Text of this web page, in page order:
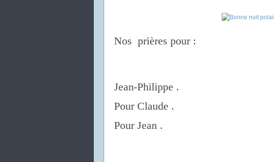
Nos prières pour :
Jean-Philippe .
Pour Claude .
Pour Jean .